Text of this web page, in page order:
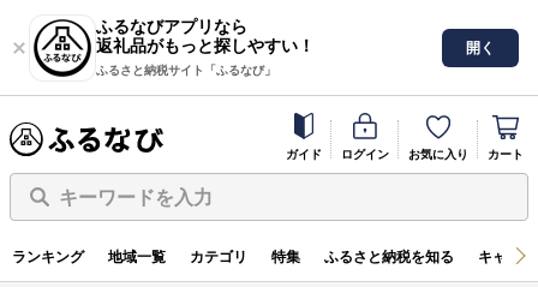
ふるなびアプリなら
返礼品がもっと探しやすい！
ふるさと納税サイト「ふるなび」
開く
ガイド ログイン お気に入り カート
キーワードを入力
ランキング 地域一覧 カテゴリ 特集 ふるさと納税を知る キャン